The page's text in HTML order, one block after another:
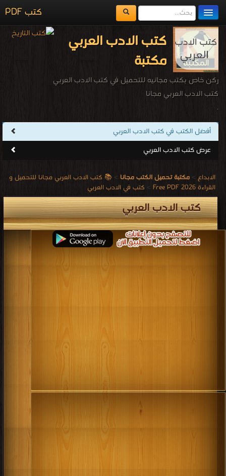
كتب PDF
مكتبة الكتب
المكتبات
يُقرأ حالياً
الفهرس
كتب الادب العربي
مكتبة
ركن خاص بكتب مجانيه للتحميل في كتب الادب العربي
كتب الادب العربي مجانا
.
أفضل الكتب في كتب الادب العربي
عرض كتب الادب العربي
الابداع > مكتبة تحميل الكتب مجانا > 📚 كتب الادب العربي مجانا للتحميل و
القراءة 2026 Free PDF
> كتب في الادب العربي
كتب الادب العربي